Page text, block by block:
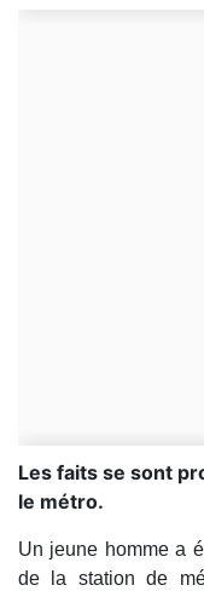
Les faits se sont
le métro.
Un jeune homme a
de la station de